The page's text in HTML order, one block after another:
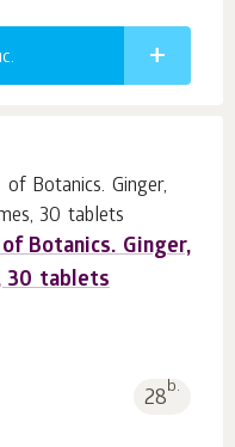
Botanics. Ginger,
30 tablets
28b.